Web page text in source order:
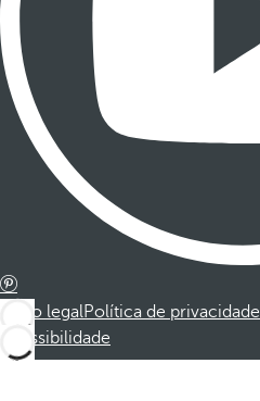
Aviso legalPolítica de privacidade
Acessibilidade